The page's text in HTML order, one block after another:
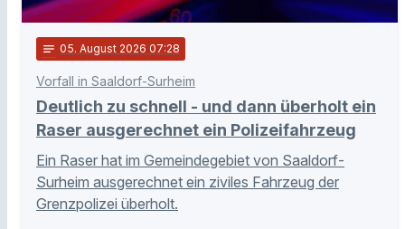
notes 05. August 2026 07:28
Vorfall in Saaldorf-Surheim
Deutlich zu schnell - und dann überholt ein
Raser ausgerechnet ein Polizeifahrzeug
Ein Raser hat im Gemeindegebiet von Saaldorf-
Surheim ausgerechnet ein ziviles Fahrzeug der
Grenzpolizei überholt.